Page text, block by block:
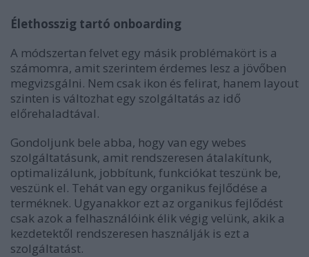
Élethosszig tartó onboarding
A módszertan felvet egy másik problémakört is a
számomra, amit szerintem érdemes lesz a jövőben
megvizsgálni. Nem csak ikon és felirat, hanem layout
szinten is változhat egy szolgáltatás az idő
előrehaladtával.
Gondoljunk bele abba, hogy van egy webes
szolgáltatásunk, amit rendszeresen átalakítunk,
optimalizálunk, jobbítunk, funkciókat teszünk be,
veszünk el. Tehát van egy organikus fejlődése a
terméknek. Ugyanakkor ezt az organikus fejlődést
csak azok a felhasználóink élik végig velünk, akik a
kezdetektől rendszeresen használják is ezt a
szolgáltatást.